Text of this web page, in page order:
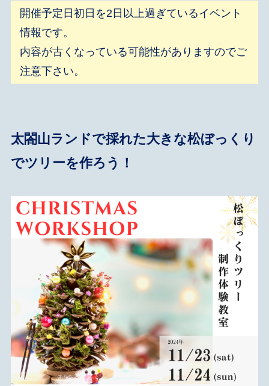
開催予定日初日を2日以上過ぎているイベント
情報です。
内容が古くなっている可能性がありますのでご
注意下さい。
太閤山ランドで採れた大きな松ぼっくり
でツリーを作ろう！